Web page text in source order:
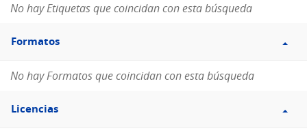
No hay Etiquetas que coincidan con esta búsqueda
Filtro
Formatos
Formatos
No hay Formatos que coincidan con esta búsqueda
Filtro
Licencias
Licencias